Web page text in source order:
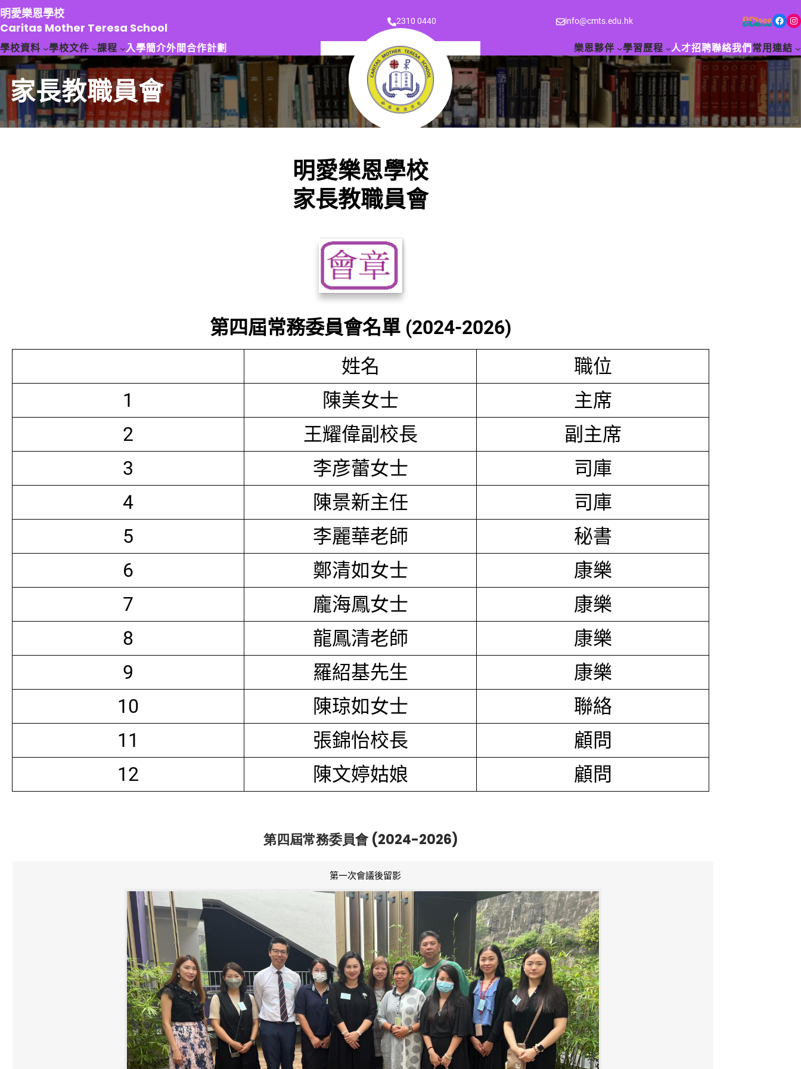
跳
至
主
要
容
明愛樂恩學校
Caritas Mother Teresa School
2310 0440 info@cmts.edu.hk Facebook Instagram
學校資料 學校文件 課程 入學簡介外間合作計劃 樂恩夥伴 學習歷程 人才招聘聯絡我們 常用連結
家長教職員會
明愛樂恩學校
家長教職員會
第四屆常務委員會名單 (2024-2026)
姓名
職位
1
陳美女士
主席
2
王耀偉副校長
副主席
3
李彦蕾女士
司庫
4
陳景新主任
司庫
5
李麗華老師
秘書
6
鄭清如女士
康樂
7
龐海鳳女士
康樂
8
龍鳳清老師
康樂
9
羅紹基先生
康樂
10
陳琼如女士
聯絡
11
張錦怡校長
顧問
12
陳文婷姑娘 顧問
第四屆常務委員會 (2024-2026)
第一次會議後留影